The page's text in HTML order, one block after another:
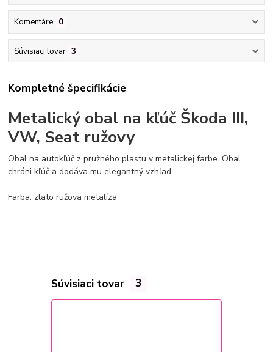
Komentáre 0
Súvisiaci tovar 3
Kompletné špecifikácie
Metalický obal na kľúč Škoda III,
VW, Seat ružovy
Obal na autokľúč z pružného plastu v metalickej farbe. Obal
chráni kľúč a dodáva mu elegantný vzhľad.
Farba: zlato ružova metalíza
Súvisiaci tovar 3